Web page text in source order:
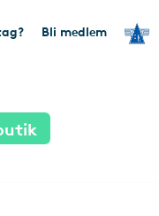
Bli medlem